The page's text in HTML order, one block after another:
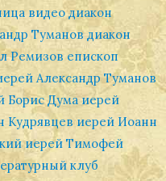
видео диакон
Туманов диакон
Ремизов епископ
Александр Туманов
Борис Дума иерей
Кудрявцев иерей Иоанн
иерей Тимофей
клуб